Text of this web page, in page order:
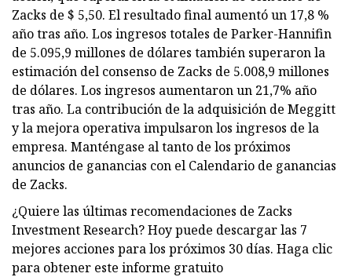
Zacks de $ 5,50. El resultado final aumentó un 17,8 %
año tras año. Los ingresos totales de Parker-Hannifin
de 5.095,9 millones de dólares también superaron la
estimación del consenso de Zacks de 5.008,9 millones
de dólares. Los ingresos aumentaron un 21,7% año
tras año. La contribución de la adquisición de Meggitt
y la mejora operativa impulsaron los ingresos de la
empresa. Manténgase al tanto de los próximos
anuncios de ganancias con el Calendario de ganancias
de Zacks.
¿Quiere las últimas recomendaciones de Zacks
Investment Research? Hoy puede descargar las 7
mejores acciones para los próximos 30 días. Haga clic
para obtener este informe gratuito